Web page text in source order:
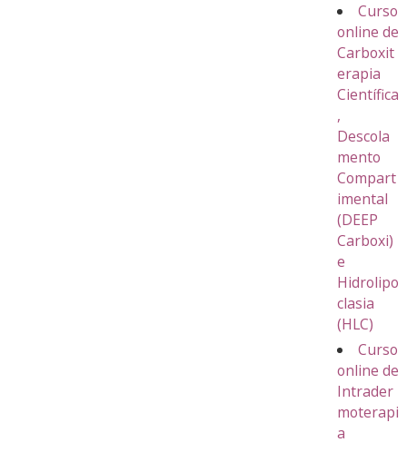
Curso
online de
Carboxit
erapia
Científica
,
Descola
mento
Compart
imental
(DEEP
Carboxi)
e
Hidrolipo
clasia
(HLC)
Curso
online de
Intrader
moterapi
a